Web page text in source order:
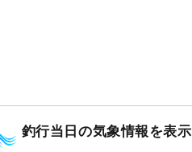
釣行当日の気象情報を表示